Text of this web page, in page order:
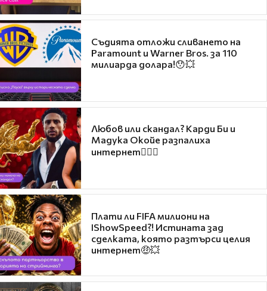
Съдията отложи сливането на
Paramount и Warner Bros. за 110
милиарда долара!😯💥
Любов или скандал? Карди Би и
Мадука Окойе разпалиха
интернет❤️‍🔥🔥
Плати ли FIFA милиони на
IShowSpeed?! Истината зад
сделката, която разтърси целия
интернет🤑💥